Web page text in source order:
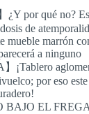
por qué no?
de
mueble marrón
a ninguno
¡Tablero
por eso
BAJO EL